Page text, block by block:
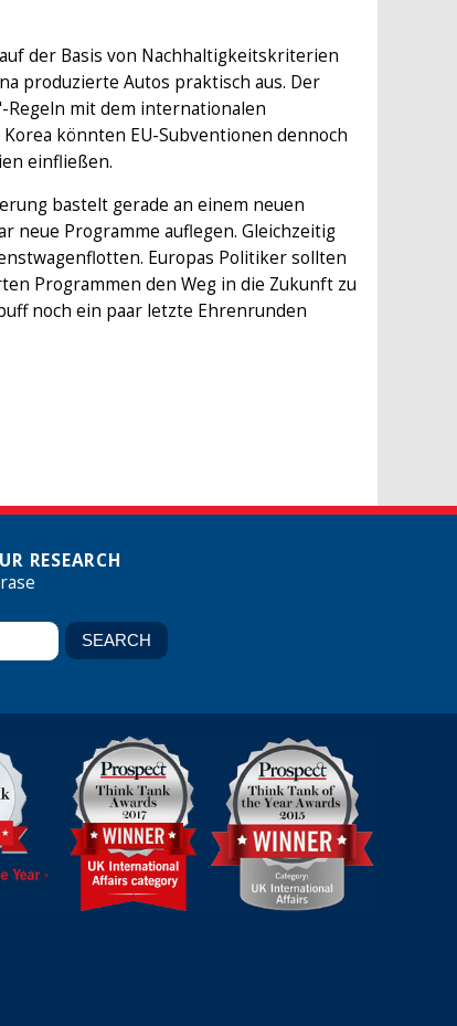
der Basis von Nachhaltigkeitskriterien
produzierte Autos praktisch aus. Der
Regeln mit dem internationalen
könnten EU-Subventionen dennoch
einfließen.
bastelt gerade an einem neuen
neue Programme auflegen. Gleichzeitig
Europas Politiker sollten
Programmen den Weg in die Zukunft zu
noch ein paar letzte Ehrenrunden
RESEARCH